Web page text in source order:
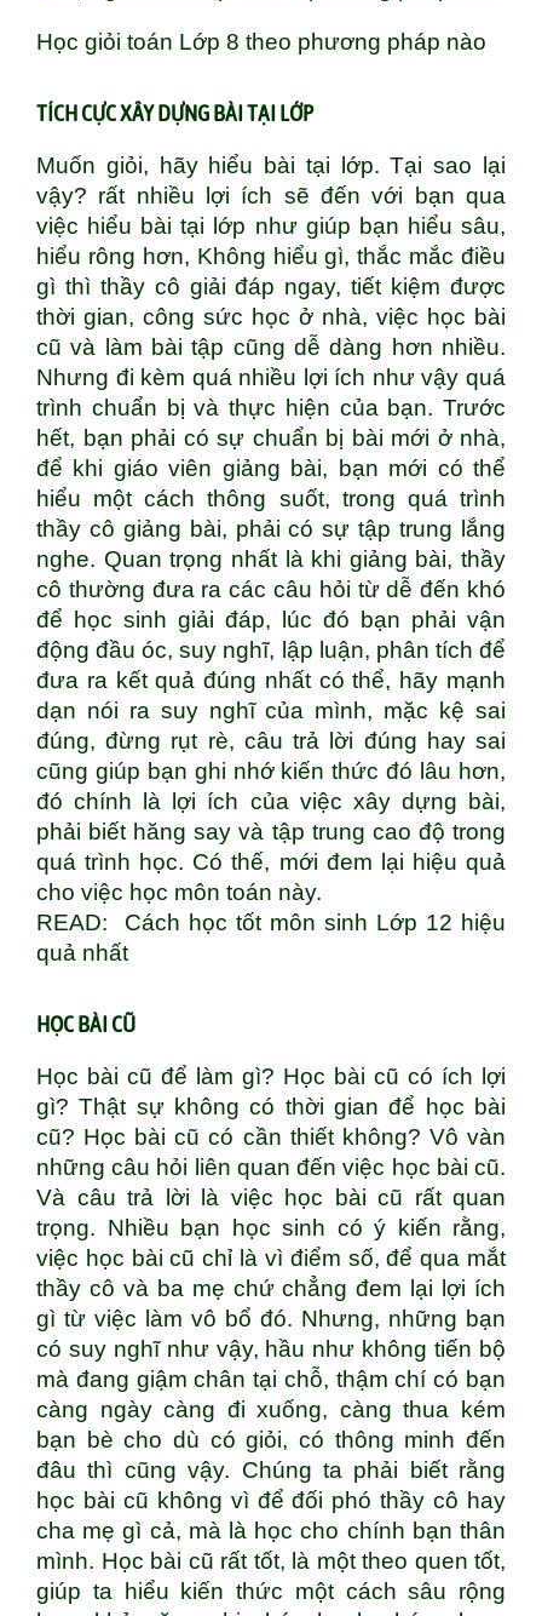
Học giỏi toán Lớp 8 theo phương pháp nào
TÍCH CỰC XÂY DỰNG BÀI TẠI LỚP
Muốn giỏi, hãy hiểu bài tại lớp. Tại sao lại
vậy? rất nhiều lợi ích sẽ đến với bạn qua
việc hiểu bài tại lớp như giúp bạn hiểu sâu,
hiểu rông hơn, Không hiểu gì, thắc mắc điều
gì thì thầy cô giải đáp ngay, tiết kiệm được
thời gian, công sức học ở nhà, việc học bài
cũ và làm bài tập cũng dễ dàng hơn nhiều.
Nhưng đi kèm quá nhiều lợi ích như vậy quá
trình chuẩn bị và thực hiện của bạn. Trước
hết, bạn phải có sự chuẩn bị bài mới ở nhà,
để khi giáo viên giảng bài, bạn mới có thể
hiểu một cách thông suốt, trong quá trình
thầy cô giảng bài, phải có sự tập trung lắng
nghe. Quan trọng nhất là khi giảng bài, thầy
cô thường đưa ra các câu hỏi từ dễ đến khó
để học sinh giải đáp, lúc đó bạn phải vận
động đầu óc, suy nghĩ, lập luận, phân tích để
đưa ra kết quả đúng nhất có thể, hãy mạnh
dạn nói ra suy nghĩ của mình, mặc kệ sai
đúng, đừng rụt rè, câu trả lời đúng hay sai
cũng giúp bạn ghi nhớ kiến thức đó lâu hơn,
đó chính là lợi ích của việc xây dựng bài,
phải biết hăng say và tập trung cao độ trong
quá trình học. Có thế, mới đem lại hiệu quả
cho việc học môn toán này.
READ:
Cách học tốt môn sinh Lớp 12 hiệu
quả nhất
HỌC BÀI CŨ
Học bài cũ để làm gì? Học bài cũ có ích lợi
gì? Thật sự không có thời gian để học bài
cũ? Học bài cũ có cần thiết không? Vô vàn
những câu hỏi liên quan đến việc học bài cũ.
Và câu trả lời là việc học bài cũ rất quan
trọng. Nhiều bạn học sinh có ý kiến rằng,
việc học bài cũ chỉ là vì điểm số, để qua mắt
thầy cô và ba mẹ chứ chẳng đem lại lợi ích
gì từ việc làm vô bổ đó. Nhưng, những bạn
có suy nghĩ như vậy, hầu như không tiến bộ
mà đang giậm chân tại chỗ, thậm chí có bạn
càng ngày càng đi xuống, càng thua kém
bạn bè cho dù có giỏi, có thông minh đến
đâu thì cũng vậy. Chúng ta phải biết rằng
học bài cũ không vì để đối phó thầy cô hay
cha mẹ gì cả, mà là học cho chính bạn thân
mình. Học bài cũ rất tốt, là một theo quen tốt,
giúp ta hiểu kiến thức một cách sâu rộng